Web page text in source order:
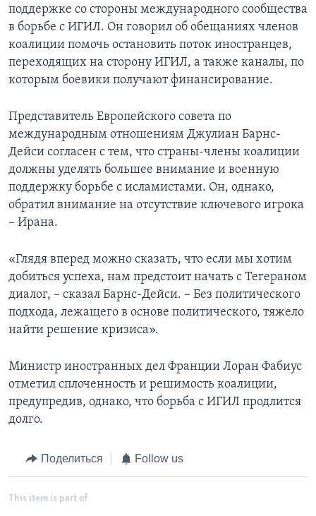
поддержке со стороны международного сообщества
в борьбе с ИГИЛ. Он говорил об обещаниях членов
коалиции помочь остановить поток иностранцев,
переходящих на сторону ИГИЛ, а также каналы, по
которым боевики получают финансирование.
Представитель Европейского совета по
международным отношениям Джулиан Барнс-
Дейси согласен с тем, что страны-члены коалиции
должны уделять большее внимание и военную
поддержку борьбе с исламистами. Он, однако,
обратил внимание на отсутствие ключевого игрока
– Ирана.
«Глядя вперед можно сказать, что если мы хотим
добиться успеха, нам предстоит начать с Тегераном
диалог, – сказал Барнс-Дейси. – Без политического
подхода, лежащего в основе политического, тяжело
найти решение кризиса».
Министр иностранных дел Франции Лоран Фабиус
отметил сплоченность и решимость коалиции,
предупредив, однако, что борьба с ИГИЛ продлится
долго.
Поделиться Follow us
This item is part of